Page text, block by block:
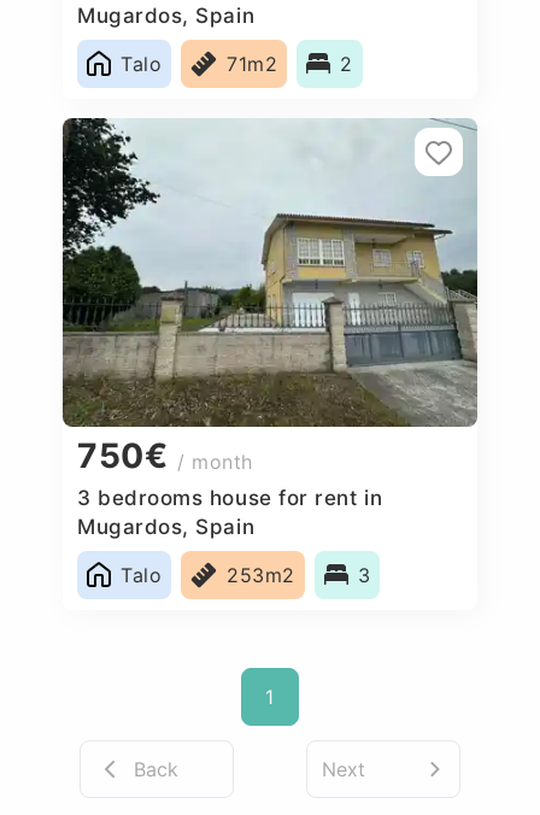
Mugardos, Spain
Talo
71m2 2
750€ / month
3 bedrooms house for rent in
Mugardos, Spain
Talo
253m2 3
1
Back Next